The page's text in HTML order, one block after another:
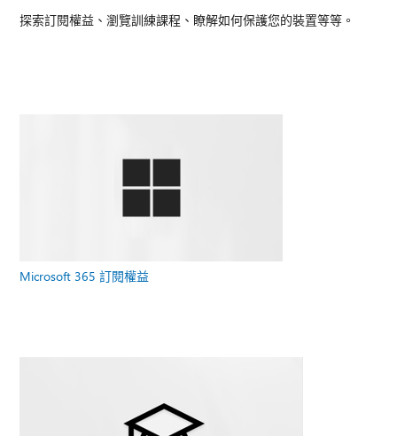
探索訂閱權益、瀏覽訓練課程、瞭解如何保護您的裝置等等。
Microsoft 365 訂閱權益